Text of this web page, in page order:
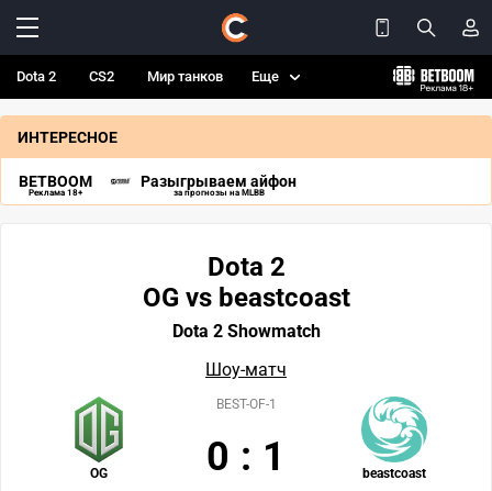
Dota 2 CS2 Мир танков Еще
ИНТЕРЕСНОЕ
BETBOOM
Реклама 18+
Разыгрываем айфон
за прогнозы на MLBB
Dota 2
OG vs beastcoast
Dota 2 Showmatch
Шоу-матч
OG beastcoast
BEST-OF-1
0 : 1